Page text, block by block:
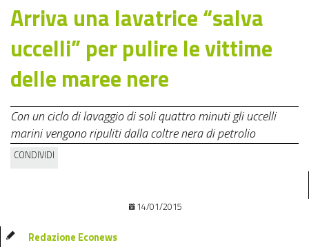
Arriva una lavatrice “salva
uccelli” per pulire le vittime
delle maree nere
Con un ciclo di lavaggio di soli quattro minuti gli uccelli
marini vengono ripuliti dalla coltre nera di petrolio
CONDIVIDI
14/01/2015
Redazione Econews